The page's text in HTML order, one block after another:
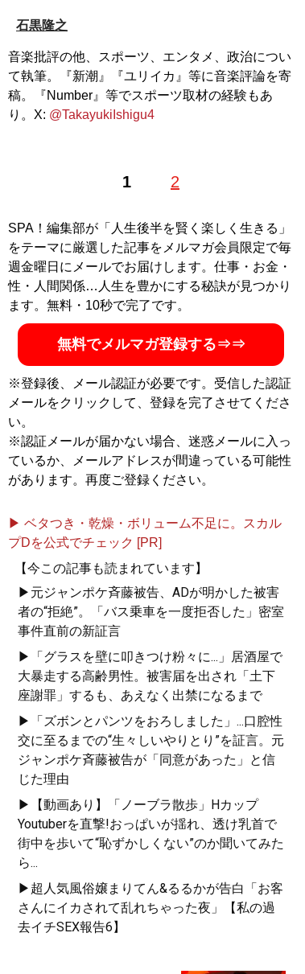
石黒隆之
音楽批評の他、スポーツ、エンタメ、政治につい
て執筆。『新潮』『ユリイカ』等に音楽評論を寄
稿。『Number』等でスポーツ取材の経験もあ
り。X: @TakayukiIshigu4
1 2
SPA！編集部が「人生後半を賢く楽しく生きる」
をテーマに厳選した記事をメルマガ会員限定で毎
週金曜日にメールでお届けします。仕事・お金・
性・人間関係…人生を豊かにする秘訣が見つかり
ます。無料・10秒で完了です。
無料でメルマガ登録する⇒⇒
※登録後、メール認証が必要です。受信した認証
メールをクリックして、登録を完了させてくださ
い。
※認証メールが届かない場合、迷惑メールに入っ
ているか、メールアドレスが間違っている可能性
があります。再度ご登録ください。
▶ ベタつき・乾燥・ボリューム不足に。スカル
プDを公式でチェック [PR]
【今この記事も読まれています】
▶元ジャンポケ斉藤被告、ADが明かした被害
者の“拒絶”。「バス乗車を一度拒否した」密室
事件直前の新証言
▶「グラスを壁に叩きつけ粉々に...」居酒屋で
大暴走する高齢男性。被害届を出され「土下
座謝罪」するも、あえなく出禁になるまで
▶「ズボンとパンツをおろしました」...口腔性
交に至るまでの“生々しいやりとり”を証言。元
ジャンポケ斉藤被告が「同意があった」と信
じた理由
▶【動画あり】「ノーブラ散歩」Hカップ
Youtuberを直撃!おっぱいが揺れ、透け乳首で
街中を歩いて“恥ずかしくない”のか聞いてみた
ら...
▶超人気風俗嬢まりてん&るるかが告白「お客
さんにイカされて乱れちゃった夜」【私の過
去イチSEX報告6】